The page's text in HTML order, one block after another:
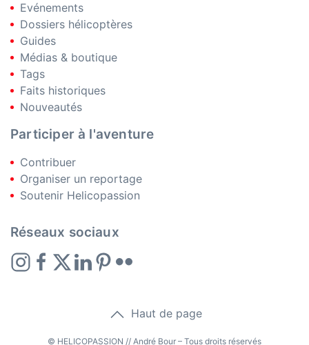
Evénements
Dossiers hélicoptères
Guides
Médias & boutique
Tags
Faits historiques
Nouveautés
Participer à l'aventure
Contribuer
Organiser un reportage
Soutenir Helicopassion
Réseaux sociaux
Haut de page
© HELICOPASSION // André Bour – Tous droits réservés